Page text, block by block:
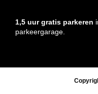
1,5 uur gratis parkeren
parkeergarage.